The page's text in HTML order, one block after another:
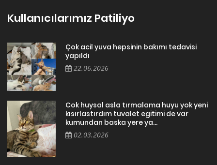
Kullanıcılarımız Patiliyo
Çok acil yuva hepsinin bakımı tedavisi
yapıldı
22.06.2026
Cok huysal asla tırmalama huyu yok yeni
kısırlastırdım tuvalet egitimi de var
kumundan baska yere ya...
02.03.2026